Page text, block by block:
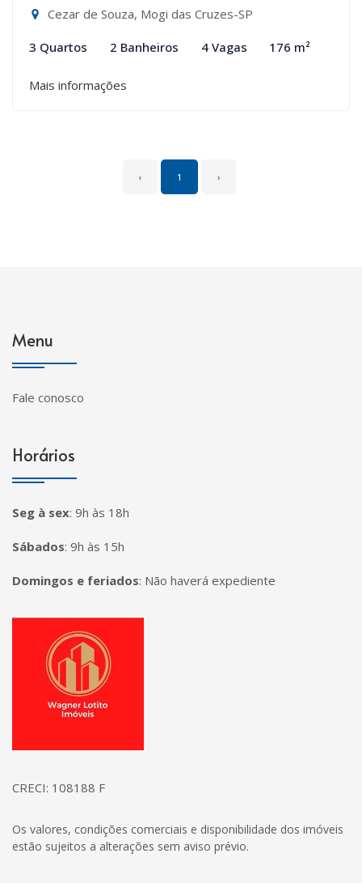
Cezar de Souza, Mogi das Cruzes-SP
3 Quartos 2 Banheiros 4 Vagas 176 m²
Mais informações
‹ 1 ›
Menu
Fale conosco
Horários
Seg à sex: 9h às 18h
Sábados: 9h às 15h
Domingos e feriados: Não haverá expediente
Página inicial
CRECI: 108188 F
Os valores, condições comerciais e disponibilidade dos imóveis
estão sujeitos a alterações sem aviso prévio.